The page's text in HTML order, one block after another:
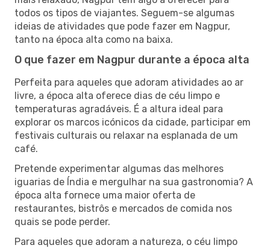
todos os tipos de viajantes. Seguem-se algumas
ideias de atividades que pode fazer em Nagpur,
tanto na época alta como na baixa.
O que fazer em Nagpur durante a época alta
Perfeita para aqueles que adoram atividades ao ar
livre, a época alta oferece dias de céu limpo e
temperaturas agradáveis. É a altura ideal para
explorar os marcos icónicos da cidade, participar em
festivais culturais ou relaxar na esplanada de um
café.
Pretende experimentar algumas das melhores
iguarias de Índia e mergulhar na sua gastronomia? A
época alta fornece uma maior oferta de
restaurantes, bistrôs e mercados de comida nos
quais se pode perder.
Para aqueles que adoram a natureza, o céu limpo